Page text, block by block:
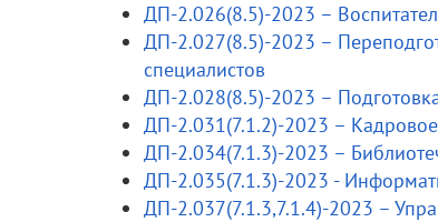
ДП-2.026(8.5)-2023 –
ДП-2.027(8.5)-2023 –
специалистов
ДП-2.028(8.5)-2023 –
ДП-2.031(7.1.2)-2023 –
ДП-2.034(7.1.3)-2023 –
ДП-2.035(7.1.3)-2023 -
ДП-2.037(7.1.3,7.1.4)-2023 –